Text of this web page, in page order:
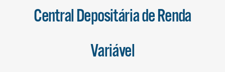
Central Depositária de Renda
Variável